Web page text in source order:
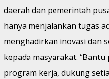
daerah dan pemerintah
hanya menjalankan tugas
menghadirkan inovasi dan
kepada masyarakat.
program kerja, dukung